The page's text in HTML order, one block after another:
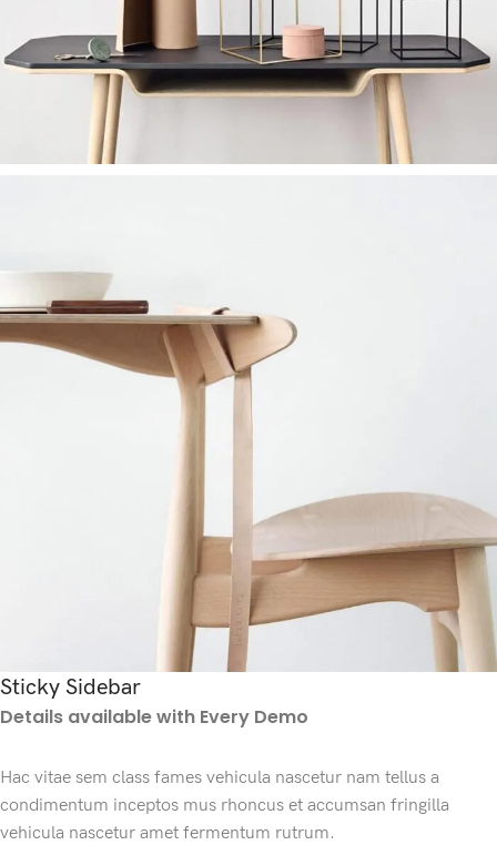
Sticky Sidebar
Details available with Every Demo
Hac vitae sem class fames vehicula nascetur nam tellus a
condimentum inceptos mus rhoncus et accumsan fringilla
vehicula nascetur amet fermentum rutrum.